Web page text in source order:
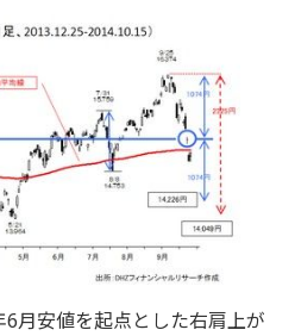
月安値を起点とした右肩上が